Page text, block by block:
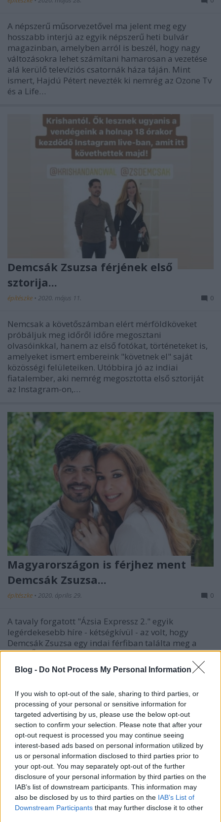
Blog - Do Not Process My Personal Information
If you wish to opt-out of the sale, sharing to third parties, or
processing of your personal or sensitive information for
targeted advertising by us, please use the below opt-out
section to confirm your selection. Please note that after your
opt-out request is processed you may continue seeing
interest-based ads based on personal information utilized by
us or personal information disclosed to third parties prior to
your opt-out. You may separately opt-out of the further
disclosure of your personal information by third parties on the
IAB’s list of downstream participants. This information may
also be disclosed by us to third parties on the IAB’s List of
Downstream Participants that may further disclose it to other
A népszerű műsorvezetővel ma jelent meg egy
hosszabb interjú az egyik népszerű heti bulvár
magazinban, amelyben arról is beszél, hogy nagy
változásokra lehet számítani hamarosan a vezetése
alá kerülő televíziós csatornák háza táján. Mint
ismert, Hajdú Pétert nevezték ki nemrég az Ozone Tv
és a Life…
Demcsák Zsuzsa férjének első
sztorija...
építészke • 2020. május 11. 0
Nemcsak a követőszámban elért mérföldköveket
próbáljuk meg időről időre megosztani
olvasóinkkal, hanem az első fotókat, történeteket is,
amelyeket ismert embereink "követnek el" saját
közösségi felületeiken. Utóbbira jó az indiai
fiatalember, aki nemrég megosztotta első sztoriját
az Instagram-on,…
Magyarországon is férjhez ment
Demcsák Zsuzsa...
építészke • 2020. április 29. 0
A tavaly forgatott "Ázsia Expressz 2." egyik
legérdekesebb híre - kétségkívül - az volt, hogy
Demcsák Zsuzsa egy indai férfiban találta meg a
Nagy Ő-t, akihez - helyi szokások szerint - feleségül is
ment. Napra pontosan egy évvel később itthon
szintén összeházasodnak, amelyről a ma megjelent